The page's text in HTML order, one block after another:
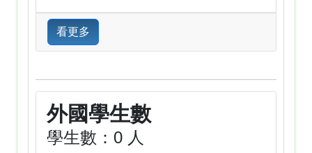
看更多
外國學生數
學生數：0 人